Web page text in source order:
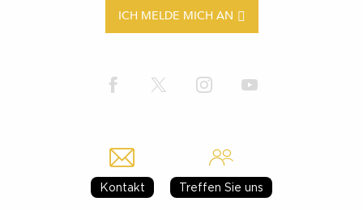
ICH MELDE MICH AN
Kontakt Treffen Sie uns